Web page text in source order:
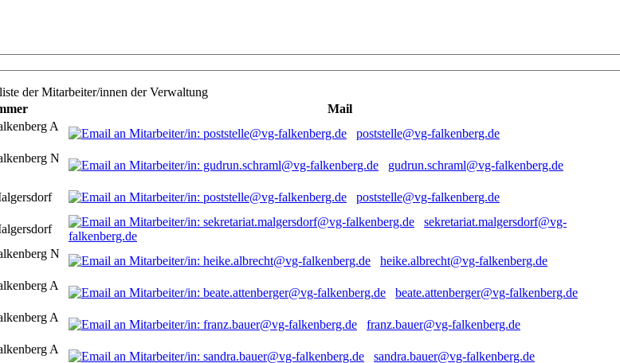
der Mitarbeiter/innen der Verwaltung
Mail
A
poststelle@vg-falkenberg.de
N
gudrun.schraml@vg-falkenberg.de
poststelle@vg-falkenberg.de
sekretariat.malgersdorf@vg-
falkenberg.de
N
heike.albrecht@vg-falkenberg.de
A
beate.attenberger@vg-falkenberg.de
A
franz.bauer@vg-falkenberg.de
A
sandra.bauer@vg-falkenberg.de